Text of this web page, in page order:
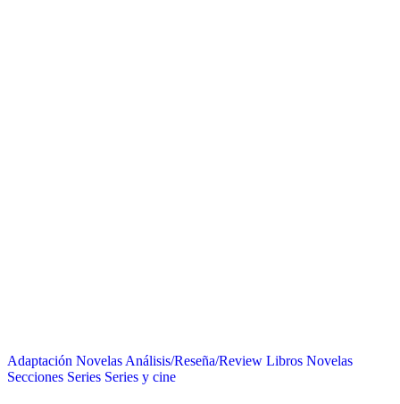
Adaptación Novelas Análisis/Reseña/Review Libros Novelas
Secciones Series Series y cine